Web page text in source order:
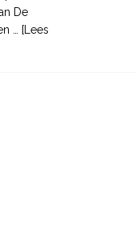
De
… [Lees